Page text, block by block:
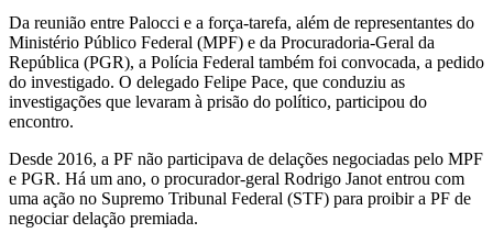
Da reunião entre Palocci e a força-tarefa, além de representantes do
Ministério Público Federal (MPF) e da Procuradoria-Geral da
República (PGR), a Polícia Federal também foi convocada, a pedido
do investigado. O delegado Felipe Pace, que conduziu as
investigações que levaram à prisão do político, participou do
encontro.
Desde 2016, a PF não participava de delações negociadas pelo MPF
e PGR. Há um ano, o procurador-geral Rodrigo Janot entrou com
uma ação no Supremo Tribunal Federal (STF) para proibir a PF de
negociar delação premiada.